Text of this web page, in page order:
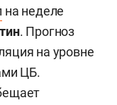
на неделе
. Прогноз
на уровне
ЦБ.